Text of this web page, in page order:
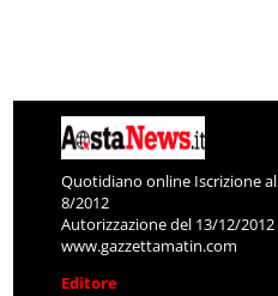
Quotidiano online Iscrizione
8/2012
Autorizzazione del 13/12/2012
www.gazzettamatin.com
Editore